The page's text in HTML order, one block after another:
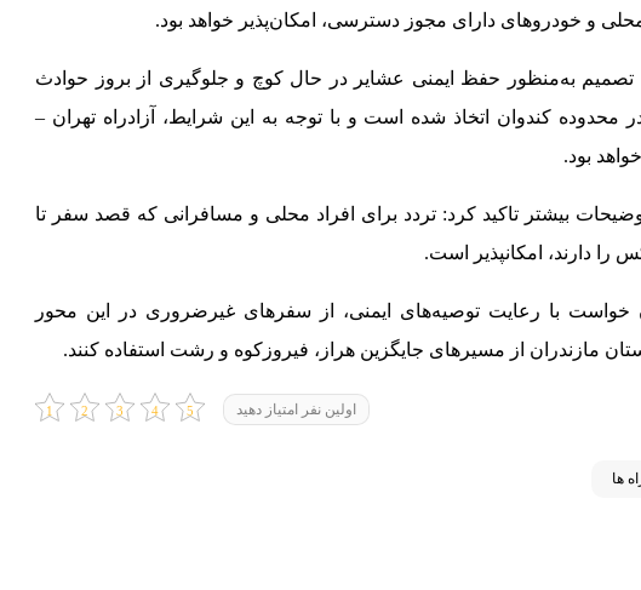
و خودرو‌های دارای مجوز دسترسی، امکان‌پذیر خواهد بود.
تصمیم به‌منظور حفظ ایمنی عشایر در حال کوچ و جلوگیری از بروز حوادث
محدوده کندوان اتخاذ شده است و با توجه به این شرایط، آزادراه تهران –
بود.
بیشتر تاکید کرد: تردد برای افراد محلی و مسافرانی که قصد سفر تا
را دارند، امکانپذیر است.
خواست با رعایت توصیه‌های ایمنی، از سفر‌های غیرضروری در این محور
مازندران از مسیر‌های جایگزین هراز، فیروزکوه و رشت استفاده کنند.
اولین نفر امتیاز دهید
ها